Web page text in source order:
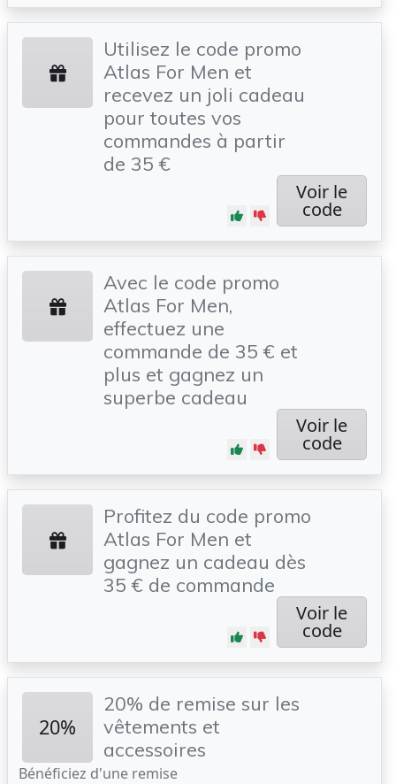
Utilisez le code promo
Atlas For Men et
recevez un joli cadeau
pour toutes vos
commandes à partir
de 35 €
Voir le
code
Avec le code promo
Atlas For Men,
effectuez une
commande de 35 € et
plus et gagnez un
superbe cadeau
Voir le
code
Profitez du code promo
Atlas For Men et
gagnez un cadeau dès
35 € de commande
Voir le
code
20%
20% de remise sur les
vêtements et
accessoires
Bénéficiez d'une remise